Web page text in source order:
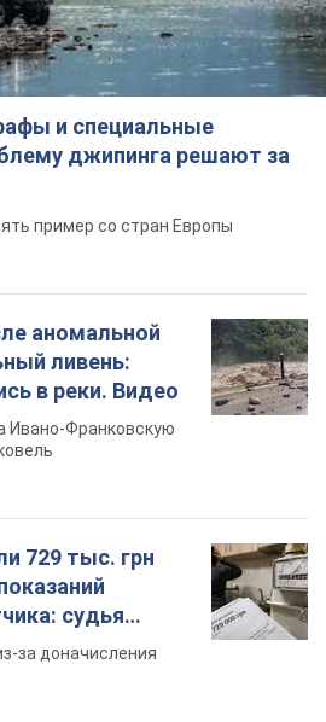
и специальные
джипинга решают за
пример со стран Европы
аномальной
ливень:
в реки. Видео
Ивано-Франковскую
729 тыс. грн
судья
решение
за доначисления